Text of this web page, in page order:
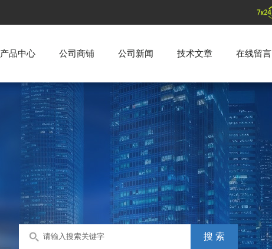
产品中心 公司商铺 公司新闻 技术文章 在线留言